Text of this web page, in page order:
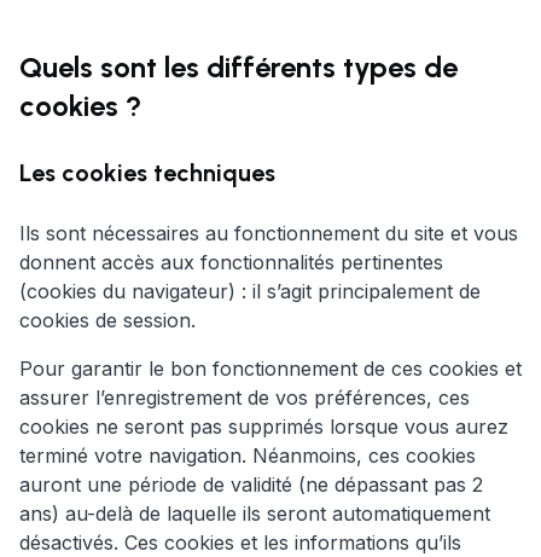
Quels sont les différents types de
cookies ?
Les cookies techniques
Ils sont nécessaires au fonctionnement du site et vous
donnent accès aux fonctionnalités pertinentes
(cookies du navigateur) : il s’agit principalement de
cookies de session.
Pour garantir le bon fonctionnement de ces cookies et
assurer l’enregistrement de vos préférences, ces
cookies ne seront pas supprimés lorsque vous aurez
terminé votre navigation. Néanmoins, ces cookies
auront une période de validité (ne dépassant pas 2
ans) au-delà de laquelle ils seront automatiquement
désactivés. Ces cookies et les informations qu’ils